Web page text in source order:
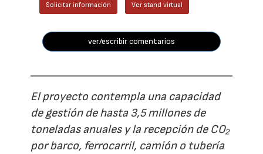
Solicitar información Ver stand virtual
ver/escribir comentarios
El proyecto contempla una capacidad
de gestión de hasta 3,5 millones de
toneladas anuales y la recepción de CO₂
por barco, ferrocarril, camión o tubería